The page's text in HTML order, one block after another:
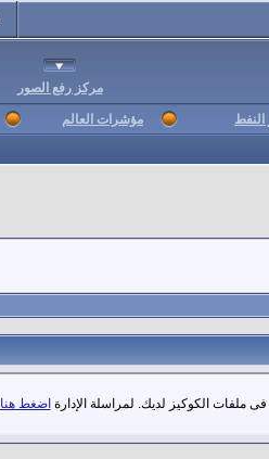
مركز رفع الصور
النفط مؤشرات العالم
ملفات الكوكيز لديك. لمراسلة الإدارة اضغط هنا